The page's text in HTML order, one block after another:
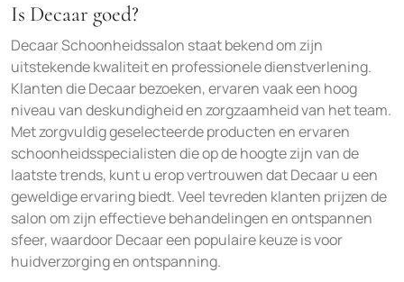
Is Decaar goed?
Decaar Schoonheidssalon staat bekend om zijn
uitstekende kwaliteit en professionele dienstverlening.
Klanten die Decaar bezoeken, ervaren vaak een hoog
niveau van deskundigheid en zorgzaamheid van het team.
Met zorgvuldig geselecteerde producten en ervaren
schoonheidsspecialisten die op de hoogte zijn van de
laatste trends, kunt u erop vertrouwen dat Decaar u een
geweldige ervaring biedt. Veel tevreden klanten prijzen de
salon om zijn effectieve behandelingen en ontspannen
sfeer, waardoor Decaar een populaire keuze is voor
huidverzorging en ontspanning.